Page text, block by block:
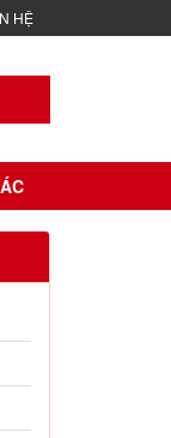
HỆ